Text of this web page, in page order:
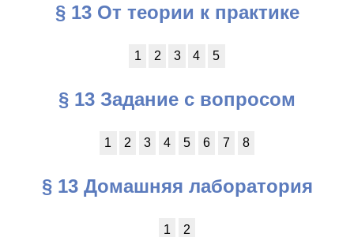
§ 13 От теории к практике
1 2 3 4 5
§ 13 Задание с вопросом
1 2 3 4 5 6 7 8
§ 13 Домашняя лаборатория
1 2